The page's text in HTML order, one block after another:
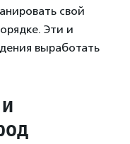
свой
Эти и
выработать